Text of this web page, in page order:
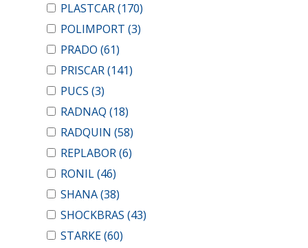
PLASTCAR(170)
POLIMPORT (3)
PRADO (61)
PRISCAR(141)
PUCS (3)
RADNAQ (18)
RADQUIN (58)
REPLABOR(6)
RONIL(46)
SHANA(38)
SHOCKBRAS (43)
STARKE(60)